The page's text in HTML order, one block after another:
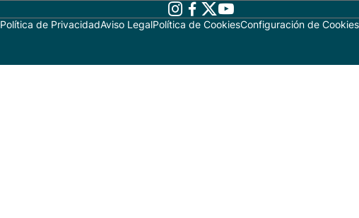
Política de PrivacidadAviso LegalPolítica de CookiesConfiguración de Cookies